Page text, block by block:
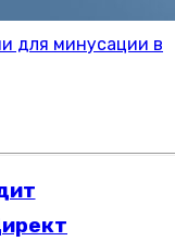
для минусации в